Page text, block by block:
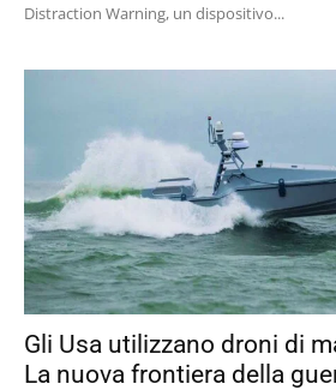
Distraction Warning, un dispositivo...
Gli Usa utilizzano droni di
La nuova frontiera della